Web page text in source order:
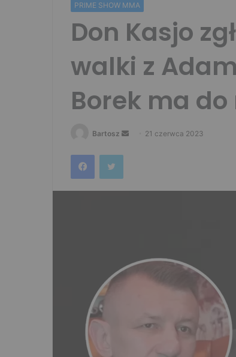
PRIME SHOW MMA
Don Kasjo
walki z
Borek ma
Bartosz
Send 21 czerwca 2023
FacebookTwitter